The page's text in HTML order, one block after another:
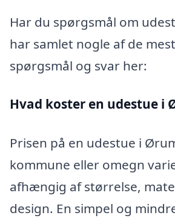
Har du spørgsmål om
har samlet nogle af de
spørgsmål og svar her:
Hvad koster en udestue i
Prisen på en udestue i
kommune eller omegn
afhængig af størrelse,
design. En simpel og